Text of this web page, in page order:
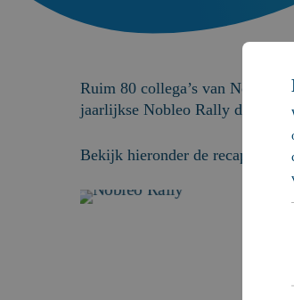
Ruim 80 collega’s van Nobleo
jaarlijkse Nobleo Rally dwars
Bekijk hieronder de recap van